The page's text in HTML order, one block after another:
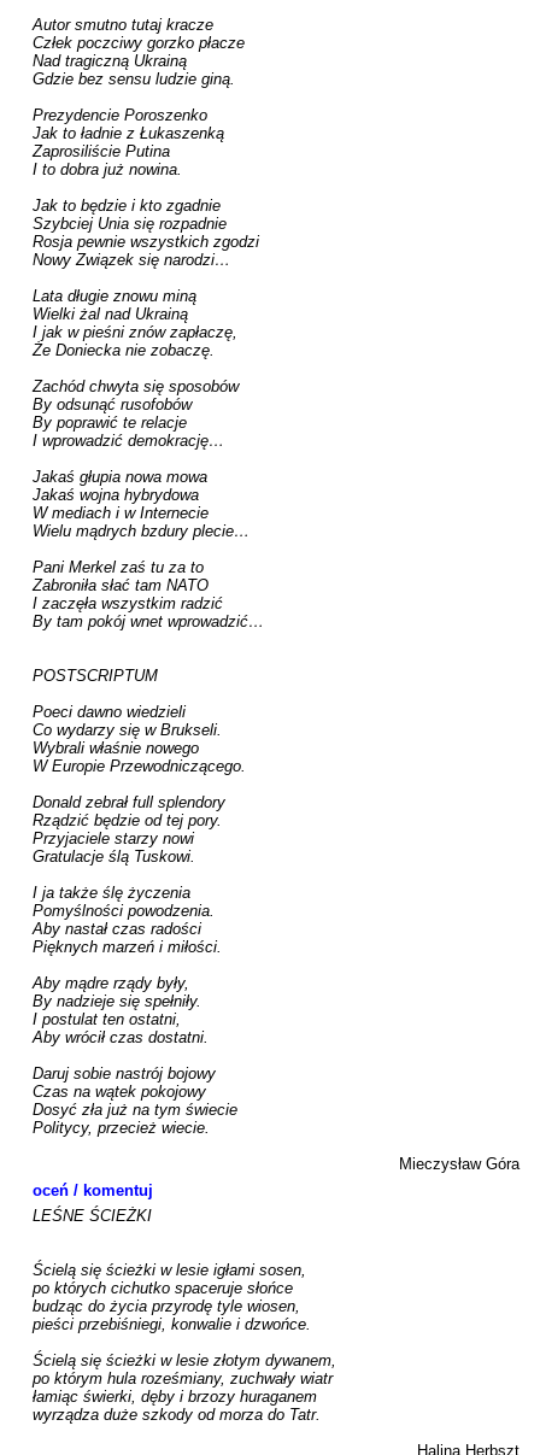
Autor smutno tutaj kracze
Człek poczciwy gorzko płacze
Nad tragiczną Ukrainą
Gdzie bez sensu ludzie giną.
Prezydencie Poroszenko
Jak to ładnie z Łukaszenką
Zaprosiliście Putina
I to dobra już nowina.
Jak to będzie i kto zgadnie
Szybciej Unia się rozpadnie
Rosja pewnie wszystkich zgodzi
Nowy Związek się narodzi…
Lata długie znowu miną
Wielki żal nad Ukrainą
I jak w pieśni znów zapłaczę,
Że Doniecka nie zobaczę.
Zachód chwyta się sposobów
By odsunąć rusofobów
By poprawić te relacje
I wprowadzić demokrację…
Jakaś głupia nowa mowa
Jakaś wojna hybrydowa
W mediach i w Internecie
Wielu mądrych bzdury plecie…
Pani Merkel zaś tu za to
Zabroniła słać tam NATO
I zaczęła wszystkim radzić
By tam pokój wnet wprowadzić…
POSTSCRIPTUM
Poeci dawno wiedzieli
Co wydarzy się w Brukseli.
Wybrali właśnie nowego
W Europie Przewodniczącego.
Donald zebrał full splendory
Rządzić będzie od tej pory.
Przyjaciele starzy nowi
Gratulacje ślą Tuskowi.
I ja także ślę życzenia
Pomyślności powodzenia.
Aby nastał czas radości
Pięknych marzeń i miłości.
Aby mądre rządy były,
By nadzieje się spełniły.
I postulat ten ostatni,
Aby wrócił czas dostatni.
Daruj sobie nastrój bojowy
Czas na wątek pokojowy
Dosyć zła już na tym świecie
Politycy, przecież wiecie.
Mieczysław Góra
oceń / komentuj
LEŚNE ŚCIEŻKI
Ścielą się ścieżki w lesie igłami sosen,
po których cichutko spaceruje słońce
budząc do życia przyrodę tyle wiosen,
pieści przebiśniegi, konwalie i dzwońce.
Ścielą się ścieżki w lesie złotym dywanem,
po którym hula roześmiany, zuchwały wiatr
łamiąc świerki, dęby i brzozy huraganem
wyrządza duże szkody od morza do Tatr.
Halina Herbszt